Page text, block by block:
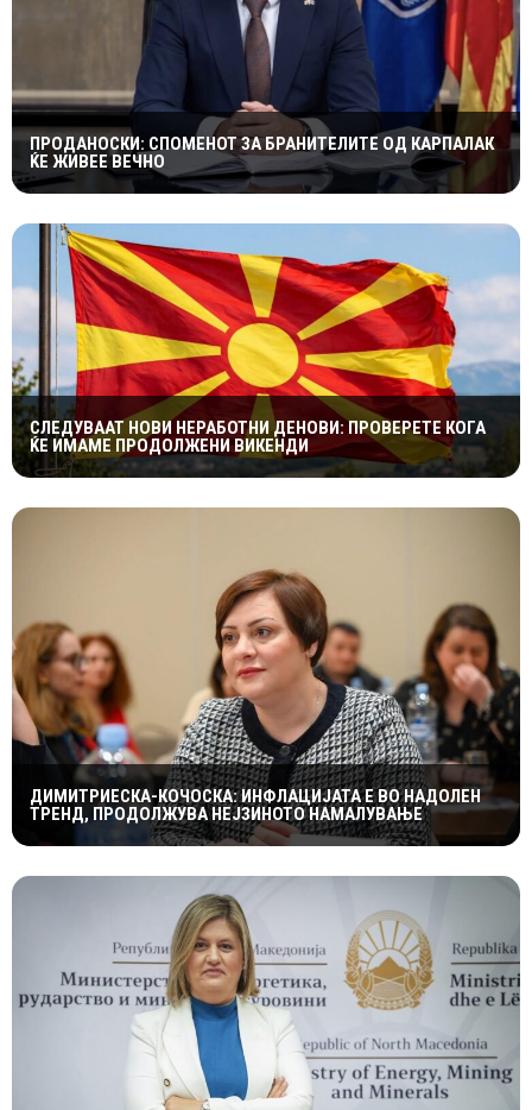
ПРОДАНОСКИ: СПОМЕНОТ ЗА БРАНИТЕЛИТЕ ОД КАРПАЛАК
ЌЕ ЖИВЕЕ ВЕЧНО
СЛЕДУВААТ НОВИ НЕРАБОТНИ ДЕНОВИ: ПРОВЕРЕТЕ КОГА
ЌЕ ИМАМЕ ПРОДОЛЖЕНИ ВИКЕНДИ
ДИМИТРИЕСКА-КОЧОСКА: ИНФЛАЦИЈАТА Е ВО НАДОЛЕН
ТРЕНД, ПРОДОЛЖУВА НЕЈЗИНОТО НАМАЛУВАЊЕ